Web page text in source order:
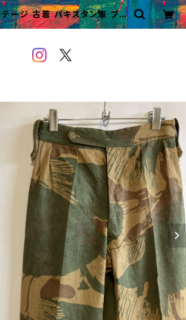
テージ 古着 パキスタン軍 ブラ
カモパンツ ビンテージ ミリタリ